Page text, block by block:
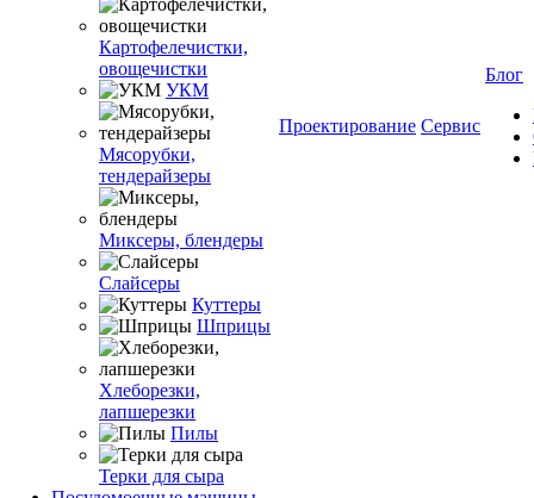
Картофелечистки,
овощечистки
УКМ
Мясорубки,
тендерайзеры
Миксеры, блендеры
Слайсеры
Куттеры
Шприцы
Хлеборезки,
лапшерезки
Пилы
Терки для сыра
Проектирование Сервис
Блог